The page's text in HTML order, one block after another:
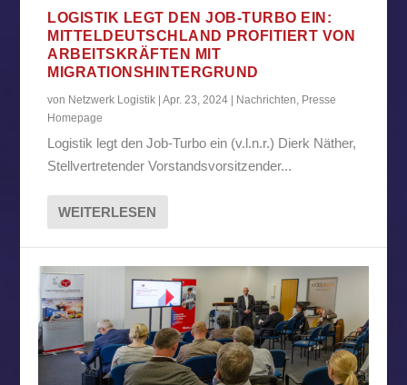
LOGISTIK LEGT DEN JOB-TURBO EIN:
MITTELDEUTSCHLAND PROFITIERT VON
ARBEITSKRÄFTEN MIT
MIGRATIONSHINTERGRUND
von Netzwerk Logistik |Apr. 23, 2024 Nachrichten, Presse
Homepage
Logistik legt den Job-Turbo ein (v.l.n.r.) Dierk Näther,
Stellvertretender Vorstandsvorsitzender...
WEITERLESEN